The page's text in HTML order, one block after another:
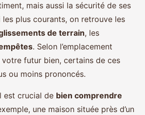
mais aussi la sécurité de ses
les plus courants, on retrouve les
de terrain, les
. Selon l’emplacement
futur bien, certains de ces
ou moins prononcés.
est crucial de bien comprendre
une maison située près d’un